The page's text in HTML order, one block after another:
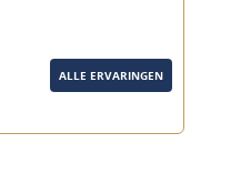
ALLE ERVARINGEN